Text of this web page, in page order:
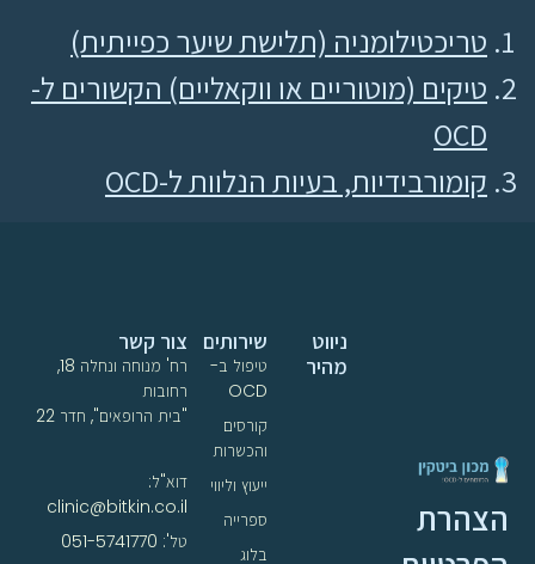
טריכטילומניה (תלישת שיער כפייתית)
טיקים (מוטוריים או ווקאליים) הקשורים ל-
OCD
קומורבידיות, בעיות הנלוות ל-OCD
הצהרת
שירותים
טיפול ב-
OCD
קורסים
והכשרות
ייעוץ וליווי
ספרייה
בלוג
ניווט
מהיר
צור קשר
רח' מנוחה ונחלה 18,
רחובות
"בית הרופאים", חדר 22
דוא"ל:
clinic@bitkin.co.il
טל': 051-5741770